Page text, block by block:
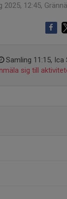
2025, 12:45,
Samling 11:15, Ica
sig till